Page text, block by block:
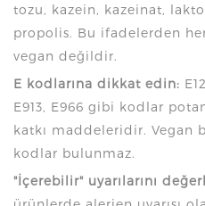
tozu, kazein, kazeinat,
propolis. Bu ifadelerden
vegan değildir.
E kodlarına dikkat edin:
E913, E966 gibi kodlar
katkı maddeleridir. Vegan
kodlar bulunmaz.
"İçerebilir" uyarılarını